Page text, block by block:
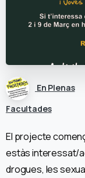
En Plenas
Facultades
El projecte
estàs interessat/
drogues, les